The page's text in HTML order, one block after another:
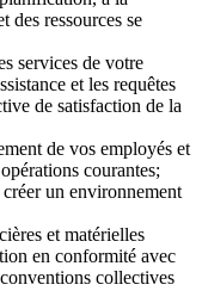
des ressources se
services de votre
et les requêtes
de satisfaction de la
de vos employés et
courantes;
un environnement
et matérielles
en conformité avec
collectives